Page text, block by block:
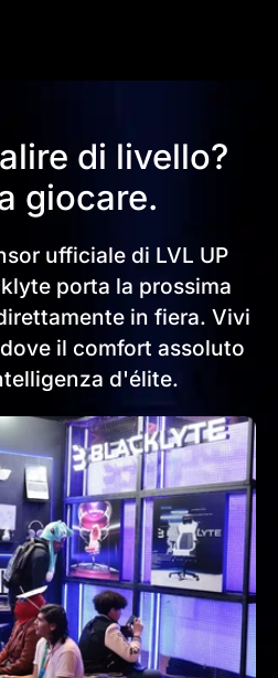
di livello?
giocare.
ufficiale di LVL UP
porta la prossima
in fiera. Vivi
il comfort assoluto
d'élite.
your first order!
and more!
DISCOUNT
suscribe later